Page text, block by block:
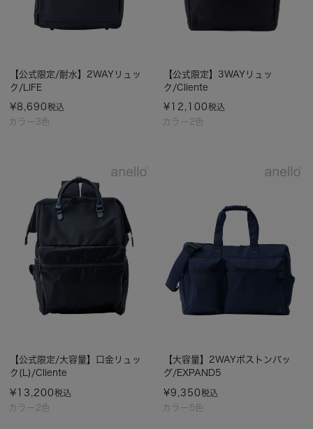
カラー3色
【公式限定/耐水】2WAYリュッ
ク/LIFE
¥8,690税込
カラー2色
【公式限定】3WAYリュッ
ク/Cliente
¥ 12,100税込
カラー2色
【公式限定/大容量】口金リュッ
ク(L)/Cliente
¥ 13,200税込
カラー5色
【大容量】2WAYボストンバッ
グ/EXPAND5
¥9,350税込